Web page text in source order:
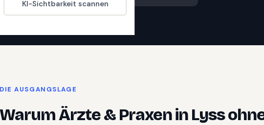
KI-Sichtbarkeit scannen
DIE AUSGANGSLAGE
WarumÄrzte & Praxenin Lyss